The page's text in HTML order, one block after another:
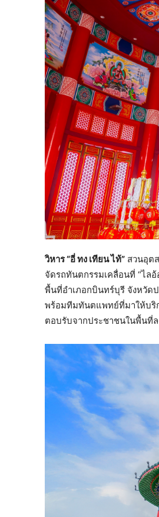
วิหาร “อี่ ทง เทียน ไท้” สวนอุต
จัดรถทันตกรรมเคลื่อนที่ “ไล
พื้นที่อำเภอกบินทร์บุรี จังหวัด
พร้อมทีมทันตแพทย์ที่มาให้บริ
ตอบรับจากประชาชนในพื้นที่ล